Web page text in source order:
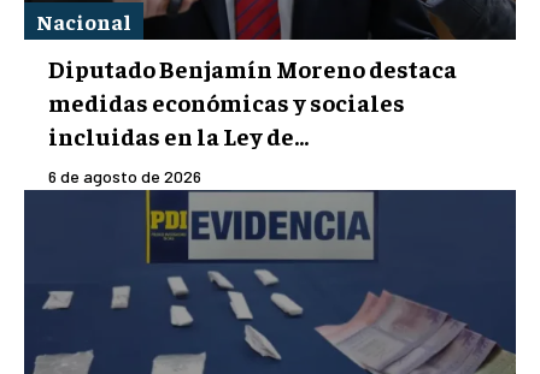
Nacional
Diputado Benjamín Moreno destaca
medidas económicas y sociales
incluidas en la Ley de...
6 de agosto de 2026